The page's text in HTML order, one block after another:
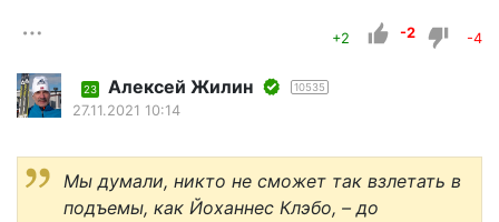
+2 -2 -4
23 Алексей Жилин 10535
27.11.2021 10:14
Мы думали, никто не сможет так взлетать в
подъемы, как Йоханнес Клэбо, – до